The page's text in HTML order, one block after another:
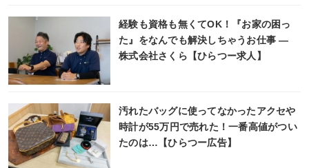
経験も資格も無くてOK！『お家の困っ
た』をなんでも解決しちゃうお仕事 ―
株式会社さくら【ひらつー求人】
汚れたバッグに使ってなかったアクセや
時計が55万円で売れた！一番高値がつい
たのは…【ひらつー広告】